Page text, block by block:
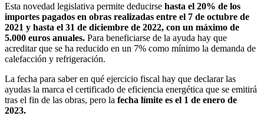
Esta novedad legislativa permite deducirse hasta el 20% de los
importes pagados en obras realizadas entre el 7 de octubre de
2021 y hasta el 31 de diciembre de 2022, con un máximo de
5.000 euros anuales. Para beneficiarse de la ayuda hay que
acreditar que se ha reducido en un 7% como mínimo la demanda de
calefacción y refrigeración.
La fecha para saber en qué ejercicio fiscal hay que declarar las
ayudas la marca el certificado de eficiencia energética que se emitirá
tras el fin de las obras, pero la fecha límite es el 1 de enero de
2023.